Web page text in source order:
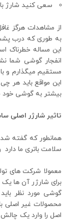
سعی کنید شارژ باتری زیر
از مشاهدات هرگز
به طوری که درب
این مساله خطرناک
انفجار گوشی شما
مستقیم میگذارم
این مواقع باید هر
بیشتر به گوشی خود
تاثیر شارژر اصلی
همانطور که گفته شد
سلامت باتری ما
معمولا شرکت های
برای شارژر آن ها
گوشی مورد نظر
محصولات غیر اصلی
اصل را وارد یک چالش